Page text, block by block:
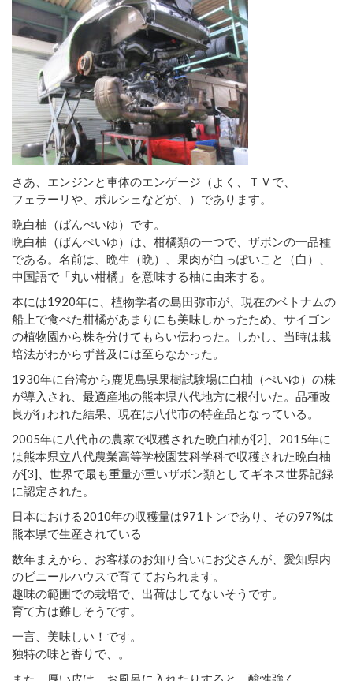
さあ、エンジンと車体のエンゲージ（よく、ＴＶで、
フェラーリや、ポルシェなどが、）であります。
晩白柚（ばんぺいゆ）です。
晩白柚（ばんぺいゆ）は、柑橘類の一つで、ザボンの一品種
である。名前は、晩生（晩）、果肉が白っぽいこと（白）、
中国語で「丸い柑橘」を意味する柚に由来する。
本には1920年に、植物学者の島田弥市が、現在のベトナムの
船上で食べた柑橘があまりにも美味しかったため、サイゴン
の植物園から株を分けてもらい伝わった。しかし、当時は栽
培法がわからず普及には至らなかった。
1930年に台湾から鹿児島県果樹試験場に白柚（ぺいゆ）の株
が導入され、最適産地の熊本県八代地方に根付いた。品種改
良が行われた結果、現在は八代市の特産品となっている。
2005年に八代市の農家で収穫された晩白柚が[2]、2015年に
は熊本県立八代農業高等学校園芸科学科で収穫された晩白柚
が[3]、世界で最も重量が重いザボン類としてギネス世界記録
に認定された。
日本における2010年の収穫量は971トンであり、その97%は
熊本県で生産されている
数年まえから、お客様のお知り合いにお父さんが、愛知県内
のビニールハウスで育てておられます。
趣味の範囲での栽培で、出荷はしてないそうです。
育て方は難しそうです。
一言、美味しい！です。
独特の味と香りで、。